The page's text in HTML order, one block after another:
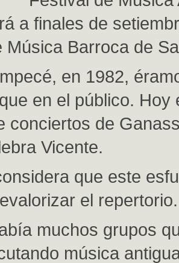
a finales de
Música Barroca de
en 1982,
en el público. Hoy
conciertos de
Vicente.
que este
el repertorio.
muchos grupos
música